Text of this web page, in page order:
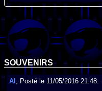
SOUVENIRS
Al
, Posté le 11/05/2016 21:48.